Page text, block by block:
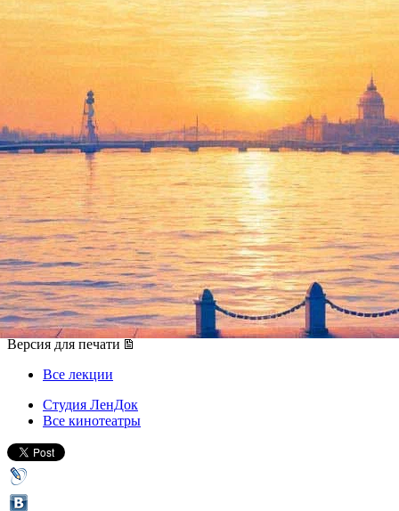
Ася Казанцева расскажет,
как разглядеть настоящую
любовь
16 марта 2019, суббота,20.00
Версия для печати
Все лекции
Студия ЛенДок
Все кинотеатры